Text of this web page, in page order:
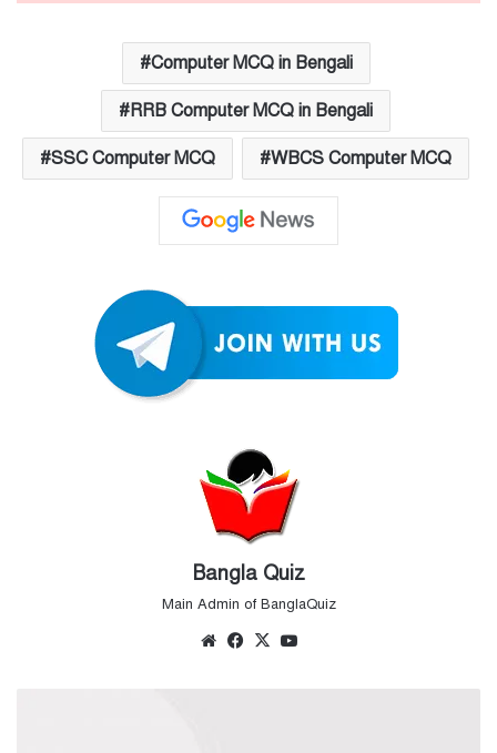
Computer MCQ in Bengali
RRB Computer MCQ in Bengali
SSC Computer MCQ WBCS Computer MCQ
Bangla Quiz
Main Admin of BanglaQuiz
WebsiteFacebook
X